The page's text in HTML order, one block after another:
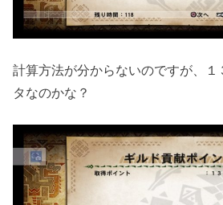
計算方法が分からないのですが、１
タなのかな？